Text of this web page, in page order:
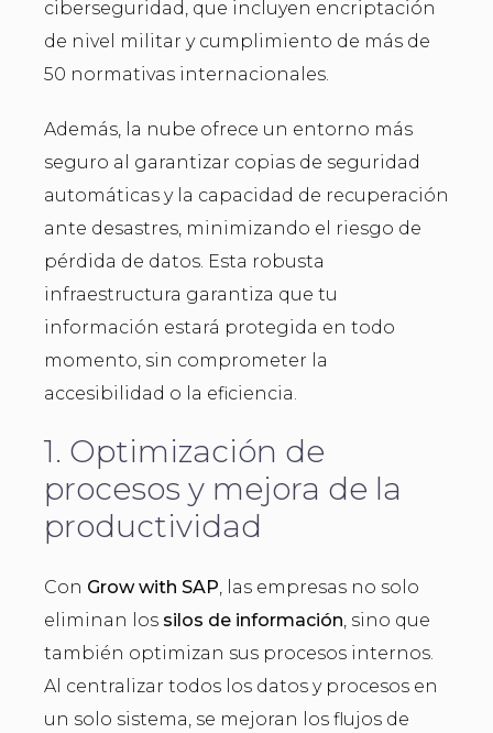
ciberseguridad, que incluyen encriptación
de nivel militar y cumplimiento de más de
50 normativas internacionales.
Además, la nube ofrece un entorno más
seguro al garantizar copias de seguridad
automáticas y la capacidad de recuperación
ante desastres, minimizando el riesgo de
pérdida de datos. Esta robusta
infraestructura garantiza que tu
información estará protegida en todo
momento, sin comprometer la
accesibilidad o la eficiencia.
1. Optimización de
procesos y mejora de la
productividad
Con Grow with SAP, las empresas no solo
eliminan los silos de información, sino que
también optimizan sus procesos internos.
Al centralizar todos los datos y procesos en
un solo sistema, se mejoran los flujos de